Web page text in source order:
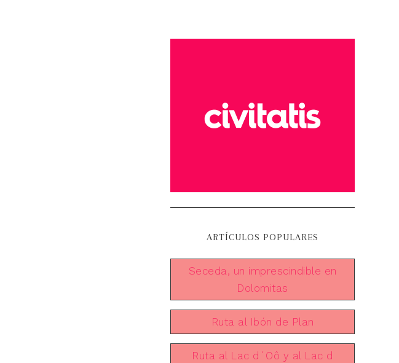
ARTÍCULOS POPULARES
Seceda, un imprescindible en
Dolomitas
Ruta al Ibón de Plan
Ruta al Lac d´Oô y al Lac d